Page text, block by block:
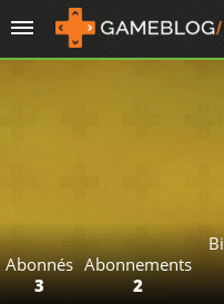
Abonnés
3
Abonnements
2